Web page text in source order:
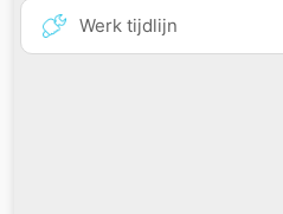
Werk tijdlijn